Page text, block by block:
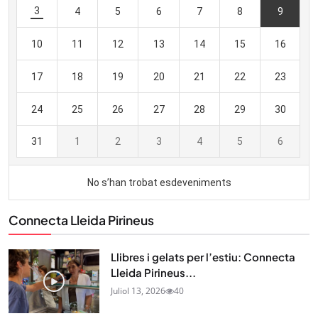
Connecta Lleida Pirineus
Llibres i gelats per l’estiu: Connecta
Lleida Pirineus...
Juliol 13, 2026 40